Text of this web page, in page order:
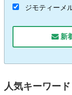
ジモティーメ
新
人気キーワード